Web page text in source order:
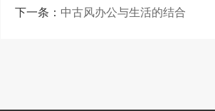
下一条： 中古风办公与生活的结合